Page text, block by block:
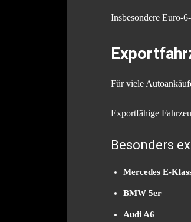
Insbesondere Euro-
Für viele
Exportfähige
Besonders
Mercedes E-
BMW 5er
Audi A6